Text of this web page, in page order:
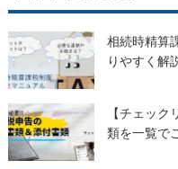
相続時精算
りやすく解
【チェッ
類を一覧で